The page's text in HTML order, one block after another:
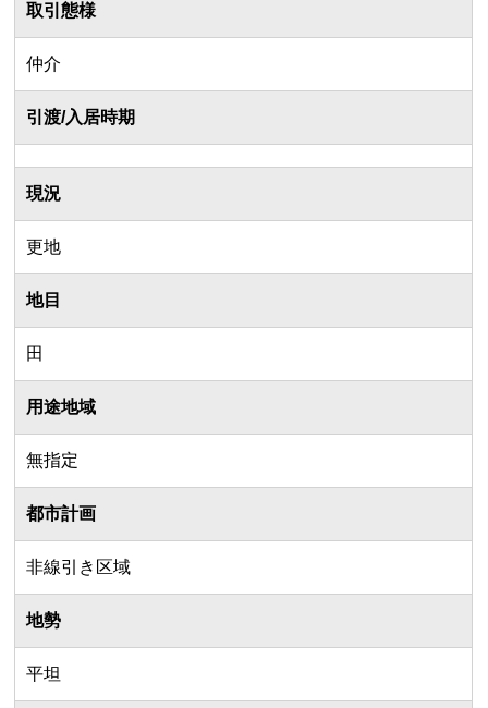
取引態様
仲介
引渡/入居時期
現況
更地
地目
田
用途地域
無指定
都市計画
非線引き区域
地勢
平坦